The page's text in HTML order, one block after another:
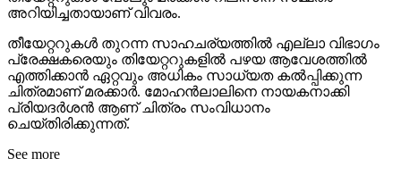
അറിയിച്ചതായാണ് വിവരം.
തീയേറ്ററുകൾ തുറന്ന സാഹചര്യത്തിൽ എല്ലാ വിഭാഗം
പ്രേക്ഷകരെയും തിയേറ്ററുകളിൽ പഴയ ആവേശത്തിൽ
എത്തിക്കാൻ ഏറ്റവും അധികം സാധ്യത കൽപ്പിക്കുന്ന
ചിത്രമാണ് മരക്കാർ. മോഹൻലാലിനെ നായകനാക്കി
പ്രിയദർശൻ ആണ് ചിത്രം സംവിധാനം
ചെയ്തിരിക്കുന്നത്.
See more